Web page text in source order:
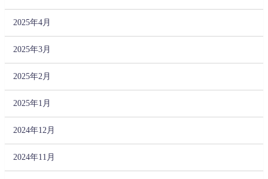
2025年4月
2025年3月
2025年2月
2025年1月
2024年12月
2024年11月